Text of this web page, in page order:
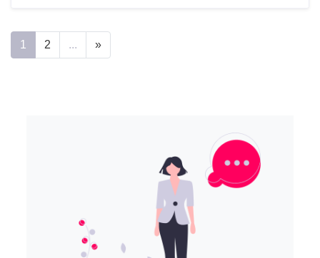
1 2 ... »